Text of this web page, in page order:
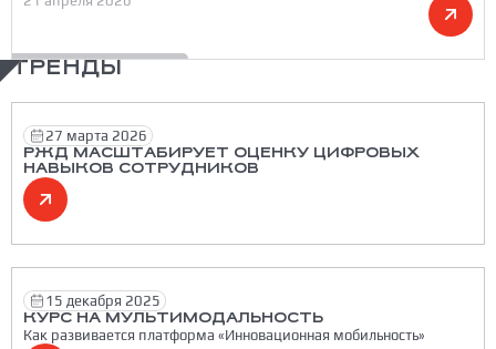
ТРЕНДЫ
27 марта 2026
РЖД МАСШТАБИРУЕТ ОЦЕНКУ ЦИФРОВЫХ
НАВЫКОВ СОТРУДНИКОВ
15 декабря 2025
КУРС НА МУЛЬТИМОДАЛЬНОСТЬ
Как развивается платформа «Инновационная мобильность»